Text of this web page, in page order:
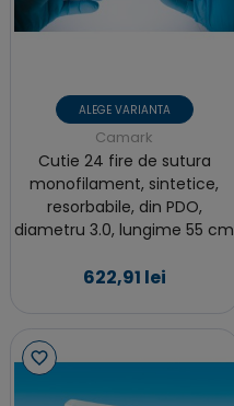
ALEGE VARIANTA
Camark
Cutie 24 fire de sutura
monofilament, sintetice,
resorbabile, din PDO,
diametru 3.0, lungime 55 cm
622,91 lei